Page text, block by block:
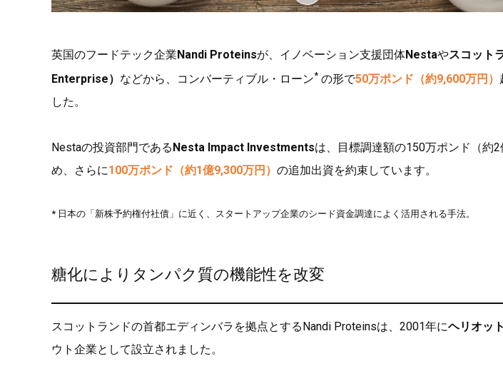
英国のフードテック企業Nandi Proteinsが、イノベーション支援団体Nestaやスコット
Enterprise） などから、コンバーティブル・ローン* の形で50万ポンド（約9,600万円）
した。
Nestaの投資部門である Nesta Impact Investmentsは、目標調達額の150万ポンド（約
め、さらに100万ポンド（約1億9,300万円） の追加出資を約束しています。
* 日本の「新株予約権付社債」に近く、スタートアップ企業のシード資金調達によく活用される手法。
糖化によりタンパク質の機能性を改変
スコットランドの首都エディンバラを拠点とするNandi Proteinsは、2001年にヘリオッ
ウト企業として設立されました。